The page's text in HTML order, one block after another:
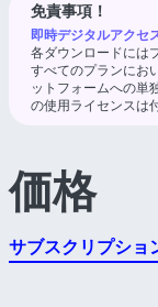
免責事項！
即時デジタルアクセ
各ダウンロードには
すべてのプランにお
ットフォームへの単
の使用ライセンスは
価格
サブスクリプショ